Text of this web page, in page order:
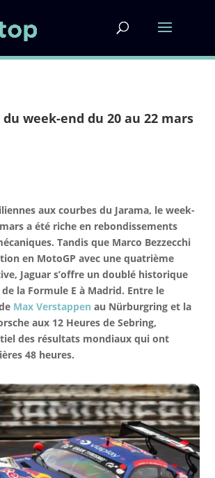
week-end du 20 au 22 mars
aux courbes du Jarama, le week-
a été riche en rebondissements
Tandis que Marco Bezzecchi
en MotoGP avec une quatrième
Jaguar s’offre un doublé historique
la Formule E à Madrid. Entre le
Max Verstappen au Nürburgring et la
aux 12 Heures de Sebring,
des résultats mondiaux qui ont
48 heures.